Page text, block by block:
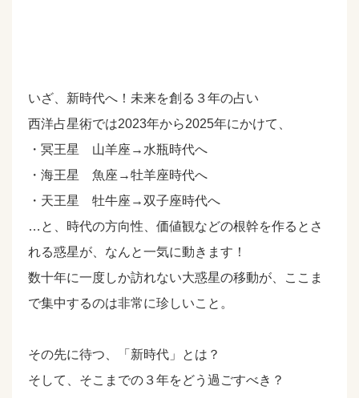
いざ、新時代へ！未来を創る３年の占い
西洋占星術では2023年から2025年にかけて、
・冥王星 山羊座→水瓶時代へ
・海王星 魚座→牡羊座時代へ
・天王星 牡牛座→双子座時代へ
…と、時代の方向性、価値観などの根幹を作るとさ
れる惑星が、なんと一気に動きます！
数十年に一度しか訪れない大惑星の移動が、ここま
で集中するのは非常に珍しいこと。
その先に待つ、「新時代」とは？
そして、そこまでの３年をどう過ごすべき？